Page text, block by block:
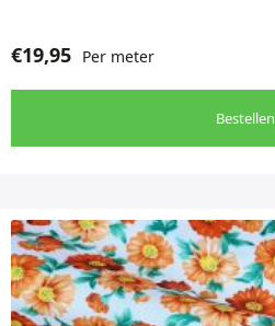
€19,95 Per meter
Bestellen